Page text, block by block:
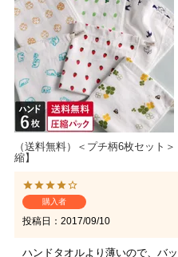
（送料無料）＜プチ柄6枚セット
縮】
購入者
投稿日 2017/09/10
ハンドタオルより薄いので、バ